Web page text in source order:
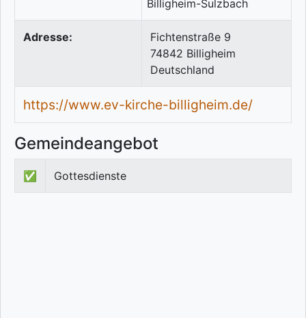
Adresse:
Fichtenstraße 9
74842 Billigheim
Deutschland
https://www.ev-kirche-billigheim.de/
Gemeindeangebot
✅ Gottesdienste